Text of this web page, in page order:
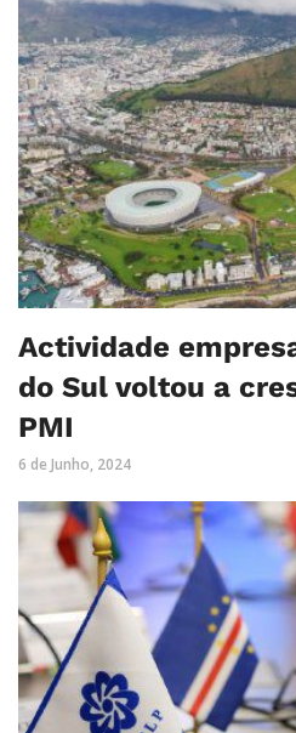
Actividade
do Sul voltou a
PMI
6 de Junho, 2024